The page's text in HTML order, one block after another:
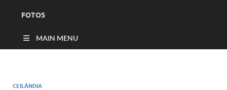
FOTOS
MAIN MENU
CEILÂNDIA